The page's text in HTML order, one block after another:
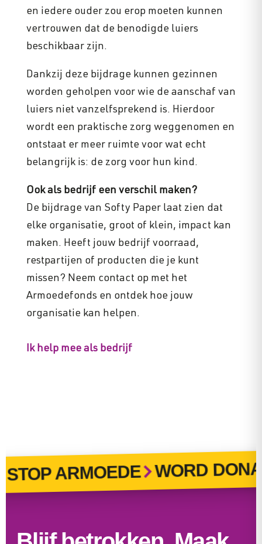
en iedere ouder zou erop moeten kunnen
vertrouwen dat de benodigde luiers
beschikbaar zijn.
Dankzij deze bijdrage kunnen gezinnen
worden geholpen voor wie de aanschaf van
luiers niet vanzelfsprekend is. Hierdoor
wordt een praktische zorg weggenomen en
ontstaat er meer ruimte voor wat echt
belangrijk is: de zorg voor hun kind.
Ook als bedrijf een verschil maken?
De bijdrage van Softy Paper laat zien dat
elke organisatie, groot of klein, impact kan
maken. Heeft jouw bedrijf voorraad,
restpartijen of producten die je kunt
missen? Neem contact op met het
Armoedefonds en ontdek hoe jouw
organisatie kan helpen.
Ik help mee als bedrijf
ARMOEDE WORD